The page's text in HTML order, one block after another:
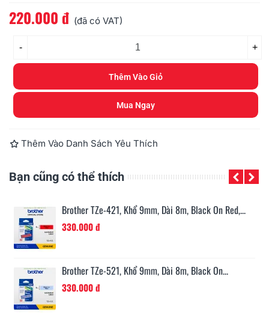
Sử dụng cho:
220.000 đ (đã có VAT)
- +
Thêm Vào Giỏ
Mua Ngay
Thêm Vào Danh Sách Yêu Thích
Bạn cũng có thể thích
Brother TZe-421, Khổ 9mm, Dài 8m, Black On Red,...
330.000 đ
Brother TZe-521, Khổ 9mm, Dài 8m, Black On...
330.000 đ